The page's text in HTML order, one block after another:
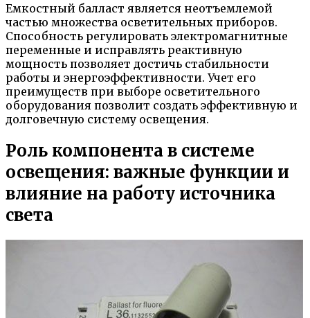
Емкостный балласт является неотъемлемой
частью множества осветительных приборов.
Способность регулировать электромагнитные
переменные и исправлять реактивную
мощность позволяет достичь стабильности
работы и энергоэффективности. Учет его
преимуществ при выборе осветительного
оборудования позволит создать эффективную и
долговечную систему освещения.
Роль компонента в системе
освещения: важные функции и
влияние на работу источника
света